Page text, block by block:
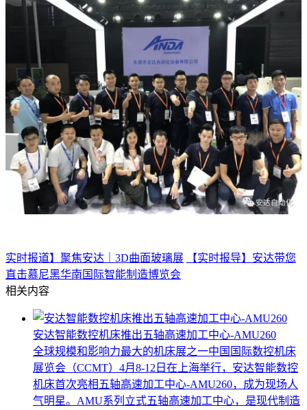
实时报道】聚焦安达｜3D曲面玻璃展
【实时报导】安达带您
直击慕尼黑华南国际智能制造博览会
相关内容
安达智能数控机床推出五轴高速加工中心-AMU260
全球规模和影响力最大的机床展之一中国国际数控机床
展览会（CCMT）4月8-12日在上海举行，安达智能数控
机床首次亮相五轴高速加工中心-AMU260，成为现场人
气明星。AMU系列立式五轴高速加工中心，是现代制造